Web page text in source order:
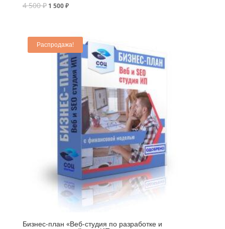
4 500₽ 1 500₽
Распродажа!
Бизнес-план «Веб-студия по разработке и